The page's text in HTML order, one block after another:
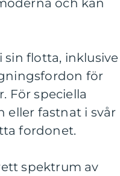
och kan
flotta, inklusive
för
För speciella
eller fastnat i svår
fordonet.
spektrum av